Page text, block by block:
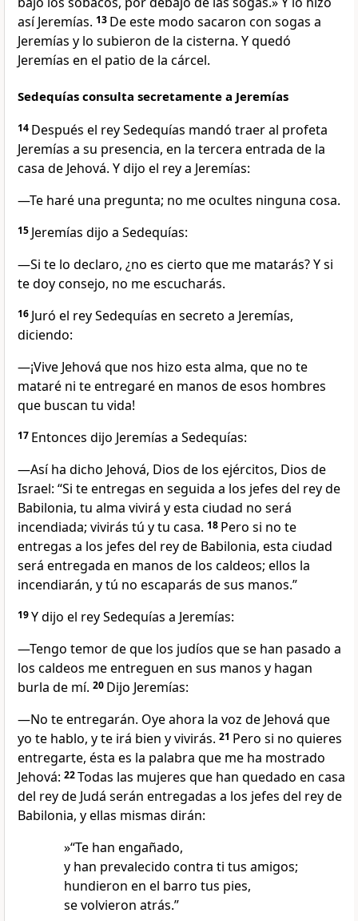
así Jeremías. 13 De este modo sacaron con sogas a
Jeremías y lo subieron de la cisterna. Y quedó
Jeremías en el patio de la cárcel.
Sedequías consulta secretamente a Jeremías
14 Después el rey Sedequías mandó traer al profeta
Jeremías a su presencia, en la tercera entrada de la
casa de Jehová. Y dijo el rey a Jeremías:
—Te haré una pregunta; no me ocultes ninguna cosa.
15 Jeremías dijo a Sedequías:
—Si te lo declaro, ¿no es cierto que me matarás? Y si
te doy consejo, no me escucharás.
16 Juró el rey Sedequías en secreto a Jeremías,
diciendo:
—¡Vive Jehová que nos hizo esta alma, que no te
mataré ni te entregaré en manos de esos hombres
que buscan tu vida!
17 Entonces dijo Jeremías a Sedequías:
—Así ha dicho Jehová, Dios de los ejércitos, Dios de
Israel: “Si te entregas en seguida a los jefes del rey de
Babilonia, tu alma vivirá y esta ciudad no será
incendiada; vivirás tú y tu casa. 18 Pero si no te
entregas a los jefes del rey de Babilonia, esta ciudad
será entregada en manos de los caldeos; ellos la
incendiarán, y tú no escaparás de sus manos.”
19Y dijo el rey Sedequías a Jeremías:
—Tengo temor de que los judíos que se han pasado a
los caldeos me entreguen en sus manos y hagan
burla de mí. 20 Dijo Jeremías:
—No te entregarán. Oye ahora la voz de Jehová que
yo te hablo, y te irá bien y vivirás. 21 Pero si no quieres
entregarte, ésta es la palabra que me ha mostrado
Jehová: 22Todas las mujeres que han quedado en casa
del rey de Judá serán entregadas a los jefes del rey de
Babilonia, y ellas mismas dirán:
»“Te han engañado,
y han prevalecido contra ti tus amigos;
hundieron en el barro tus pies,
se volvieron atrás.”